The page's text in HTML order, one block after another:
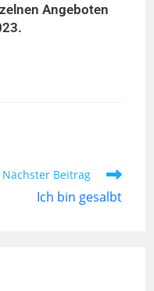
Angeboten
Nächster Beitrag
Ich bin gesalbt